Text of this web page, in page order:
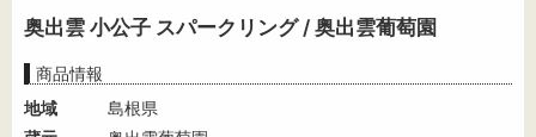
奥出雲 小公子 スパークリング / 奥出雲葡萄園
商品情報
地域
島根県